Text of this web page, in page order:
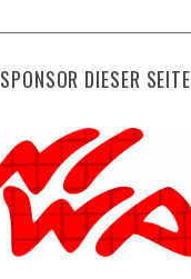
SPONSOR DIESER SEITE